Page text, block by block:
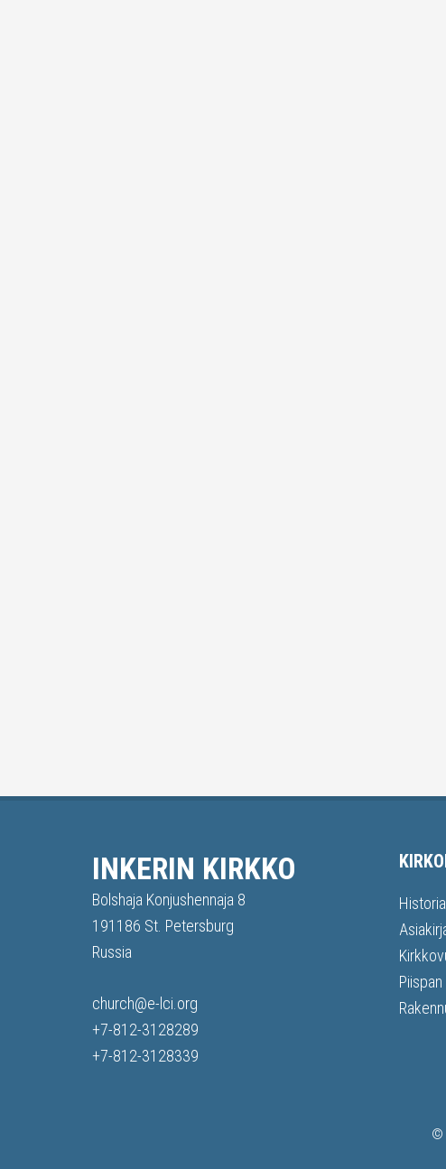
INKERIN KIRKKO
Bolshaja Konjushennaja 8
191186 St. Petersburg
Russia
church@e-lci.org
+7-812-3128289
+7-812-3128339
Historia
©